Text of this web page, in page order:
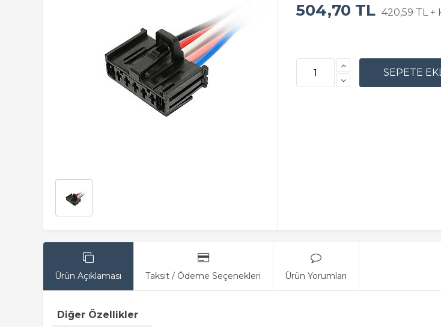
504,70 TL 420,59 TL +
Ürün Açıklaması Taksit / Ödeme Seçenekleri Ürün Yorumları
Diğer Özellikler